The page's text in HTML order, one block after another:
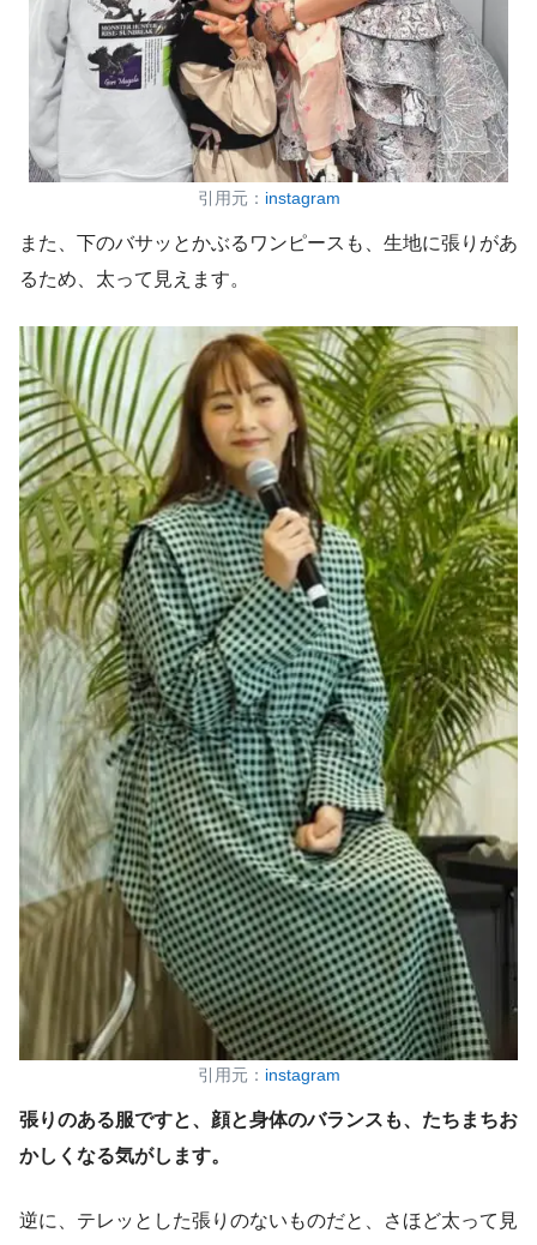
引用元： instagram
また、下のバサッとかぶるワンピースも、生地に張りがあ
るため、太って見えます。
引用元： instagram
張りのある服ですと、顔と身体のバランスも、たちまちお
かしくなる気がします。
逆に、テレッとした張りのないものだと、さほど太って見